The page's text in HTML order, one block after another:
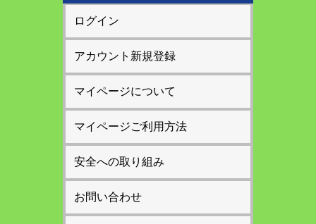
ログイン
アカウント新規登録
マイページについて
マイページご利用方法
安全への取り組み
お問い合わせ